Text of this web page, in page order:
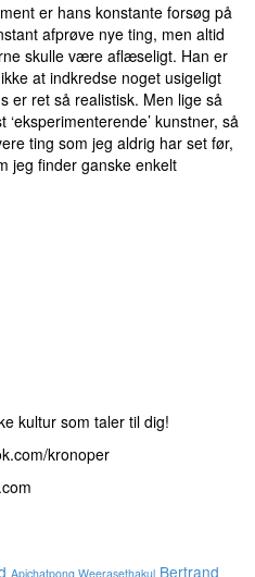
er hans konstante forsøg på
afprøve nye ting, men altid
skulle være aflæseligt. Han er
at indkredse noget usigeligt
er ret så realistisk. Men lige så
kunstner, så
ting som jeg aldrig har set før,
jeg finder ganske enkelt
kultur som taler til dig!
kronoper
Apichatpong Weerasethakul Bertrand